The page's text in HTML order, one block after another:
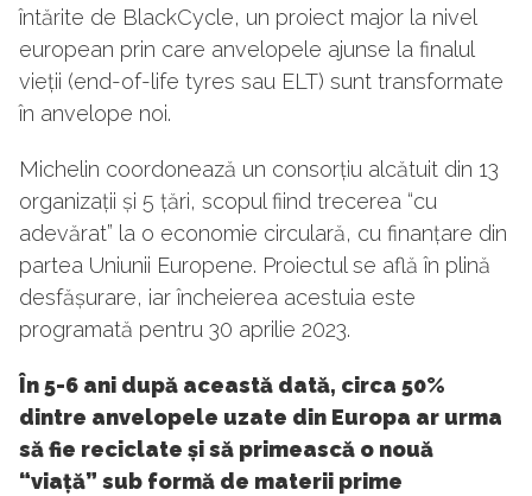
întărite de BlackCycle, un proiect major la nivel
european prin care anvelopele ajunse la finalul
vieții (end-of-life tyres sau ELT) sunt transformate
în anvelope noi.
Michelin coordonează un consorțiu alcătuit din 13
organizații și 5 țări, scopul fiind trecerea “cu
adevărat” la o economie circulară, cu finanțare din
partea Uniunii Europene. Proiectul se află în plină
desfășurare, iar încheierea acestuia este
programată pentru 30 aprilie 2023.
În 5-6 ani după această dată, circa 50%
dintre anvelopele uzate din Europa ar urma
să fie reciclate și să primească o nouă
“viață” sub formă de materii prime